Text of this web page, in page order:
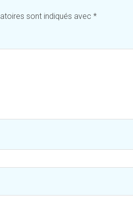
sont indiqués avec *